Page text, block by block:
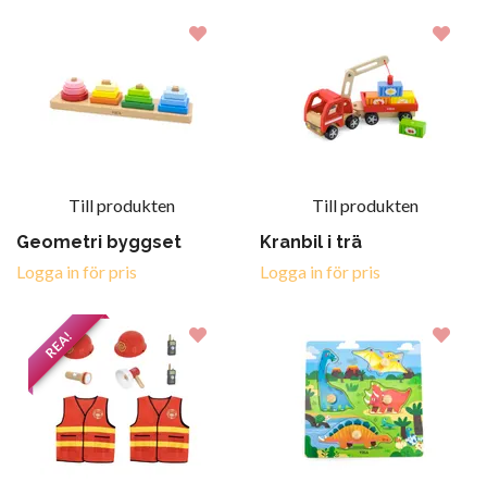
Till produkten
Geometri byggset
Logga in för pris
Till produkten
Kranbil i trä
Logga in för pris
REA!